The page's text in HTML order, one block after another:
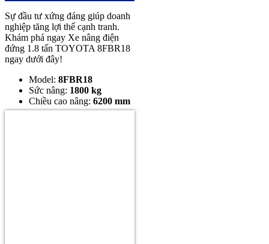
Sự đầu tư xứng đáng giúp doanh
nghiệp tăng lợi thế cạnh tranh.
Khám phá ngay Xe nâng điện
đứng 1.8 tấn TOYOTA 8FBR18
ngay dưới đây!
Model: 8FBR18
Sức nâng: 1800 kg
Chiều cao nâng: 6200 mm